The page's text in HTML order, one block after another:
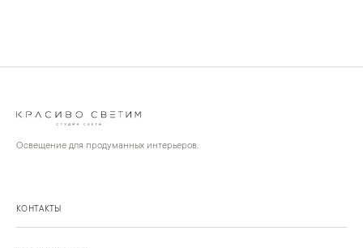
Освещение для продуманных интерьеров.
КОНТАКТЫ